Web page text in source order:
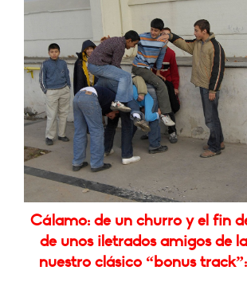
Cálamo: de un churro y el fin
de unos iletrados amigos de
nuestro clásico “bonus